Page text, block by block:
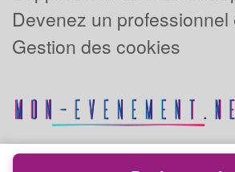
Devenez un professionnel
Gestion des cookies